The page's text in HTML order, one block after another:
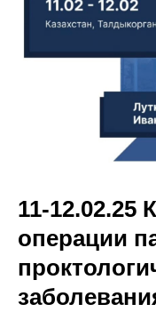
11-12.02.25
операции